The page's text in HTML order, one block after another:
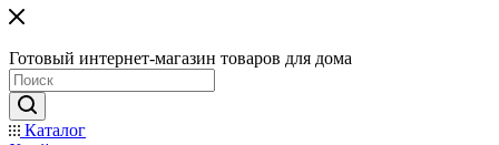
Готовый интернет-магазин товаров для дома
Каталог